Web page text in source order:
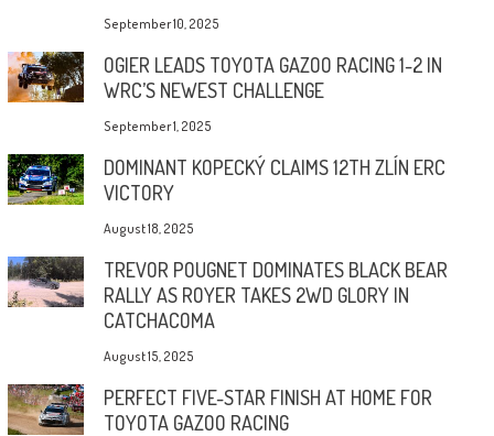
September 10, 2025
OGIER LEADS TOYOTA GAZOO RACING 1-2 IN
WRC’S NEWEST CHALLENGE
September 1, 2025
DOMINANT KOPECKÝ CLAIMS 12TH ZLÍN ERC
VICTORY
August 18, 2025
TREVOR POUGNET DOMINATES BLACK BEAR
RALLY AS ROYER TAKES 2WD GLORY IN
CATCHACOMA
August 15, 2025
PERFECT FIVE-STAR FINISH AT HOME FOR
TOYOTA GAZOO RACING